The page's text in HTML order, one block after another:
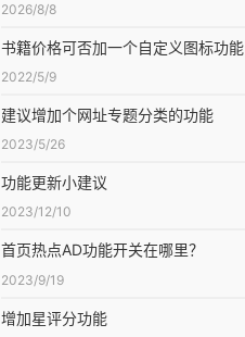
2026/8/8
书籍价格可否加一个自定义图标功能
2022/5/9
建议增加个网址专题分类的功能
2023/5/26
功能更新小建议
2023/12/10
首页热点AD功能开关在哪里？
2023/9/19
增加星评分功能